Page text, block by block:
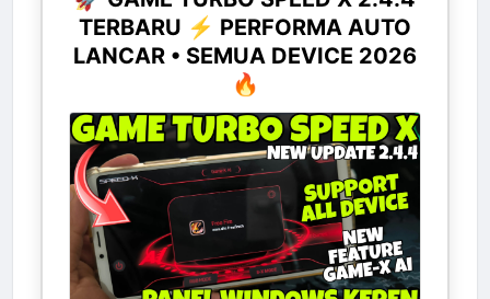
TERBARU ⚡ PERFORMA AUTO
LANCAR • SEMUA DEVICE 2026
🔥